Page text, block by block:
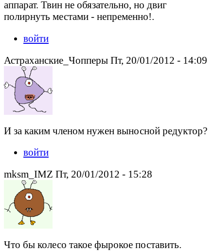
аппарат. Твин не обязательно, но двиг
полирнуть местами - непременно!.
войти
Астраханские_Чопперы Пт, 20/01/2012 - 14:09
И за каким членом нужен выносной редуктор?
войти
mksm_IMZ Пт, 20/01/2012 - 15:28
Что бы колесо такое фырокое поставить.